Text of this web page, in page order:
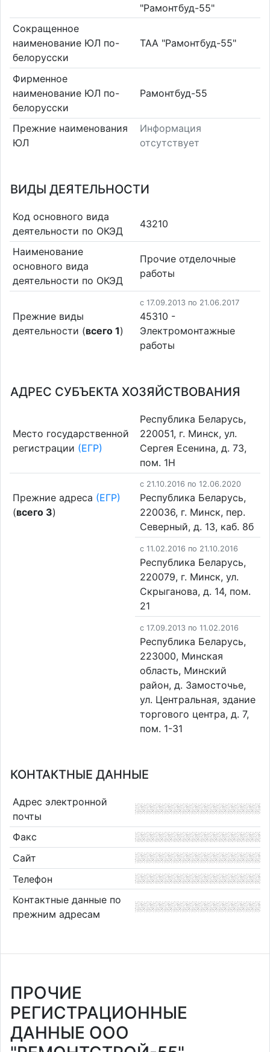
"Рамонтбуд-55"
Сокращенное
наименование ЮЛ по-
белорусски
ТАА "Рамонтбуд-55"
Фирменное
наименование ЮЛ по-
белорусски
Рамонтбуд-55
Прежние наименования
ЮЛ
Информация
отсутствует
ВИДЫ ДЕЯТЕЛЬНОСТИ
Код основного вида
деятельности по ОКЭД
43210
Наименование
основного вида
деятельности по ОКЭД
Прочие отделочные
работы
Прежние виды
деятельности (всего 1)
c 17.09.2013 по 21.06.2017
45310 -
Электромонтажные
работы
АДРЕС СУБЪЕКТА ХОЗЯЙСТВОВАНИЯ
Место государственной
регистрации (ЕГР)
Республика Беларусь,
220051, г. Минск, ул.
Сергея Есенина, д. 73,
пом. 1Н
Прежние адреса (ЕГР)
(всего 3)
c 21.10.2016 по 12.06.2020
Республика Беларусь,
220036, г. Минск, пер.
Северный, д. 13, каб. 8б
c 11.02.2016 по 21.10.2016
Республика Беларусь,
220079, г. Минск, ул.
Скрыганова, д. 14, пом.
21
c 17.09.2013 по 11.02.2016
Республика Беларусь,
223000, Минская
область, Минский
район, д. Замосточье,
ул. Центральная, здание
торгового центра, д. 7,
пом. 1-31
КОНТАКТНЫЕ ДАННЫЕ
Адрес электронной
почты
Факс
Сайт
Телефон
Контактные данные по
прежним адресам
ПРОЧИЕ
РЕГИСТРАЦИОННЫЕ
ДАННЫЕ ООО